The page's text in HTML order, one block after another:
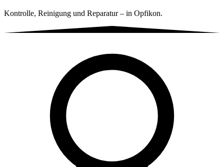
Kontrolle, Reinigung und Reparatur – in Opfikon.